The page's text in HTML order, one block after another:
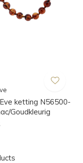
ketting N56500-
Goudkleurig